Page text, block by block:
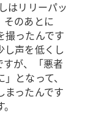
はリリーパッ
そのあとに
撮ったんです
し声を低くし
すが、「悪者
となって、
まったんです